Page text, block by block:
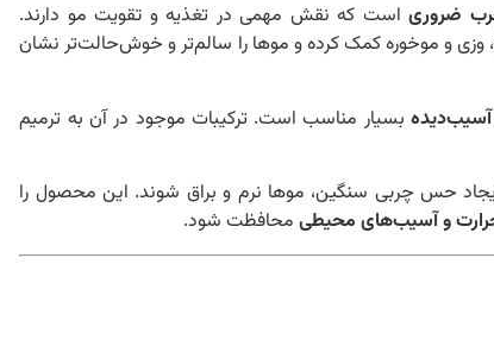
است که نقش مهمی در تغذیه و تقویت مو دارند.
و موخوره کمک کرده و موها را سالم‌تر و خوش‌حالت‌تر نشان
بسیار مناسب است. ترکیبات موجود در آن به ترمیم
حس چربی سنگین، موها نرم و براق شوند. این محصول را
و آسیب‌های محیطی محافظت شود.